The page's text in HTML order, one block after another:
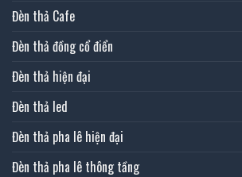
Đèn thả Cafe
Đèn thả đồng cổ điển
Đèn thả hiện đại
Đèn thả led
Đèn thả pha lê hiện đại
Đèn thả pha lê thông tầng